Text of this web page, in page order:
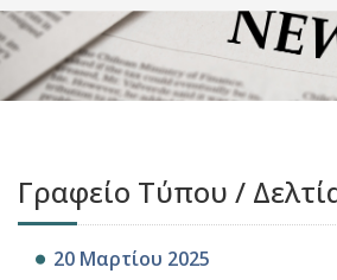
Γραφείο Τύπου /
20 Μαρτίου 2025